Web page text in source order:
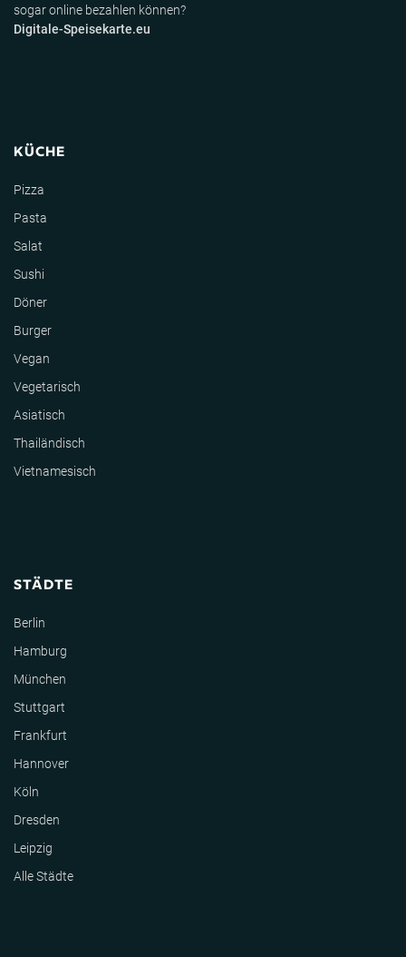
sogar online bezahlen können?
Digitale-Speisekarte.eu
KÜCHE
Pizza
Pasta
Salat
Sushi
Döner
Burger
Vegan
Vegetarisch
Asiatisch
Thailändisch
Vietnamesisch
STÄDTE
Berlin
Hamburg
München
Stuttgart
Frankfurt
Hannover
Köln
Dresden
Leipzig
Alle Städte